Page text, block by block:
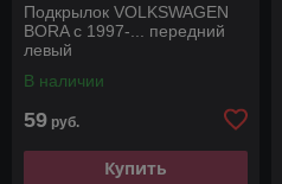
Подкрылок VOLKSWAGEN
BORA с 1997-... передний
левый
В наличии
59 руб.
Купить